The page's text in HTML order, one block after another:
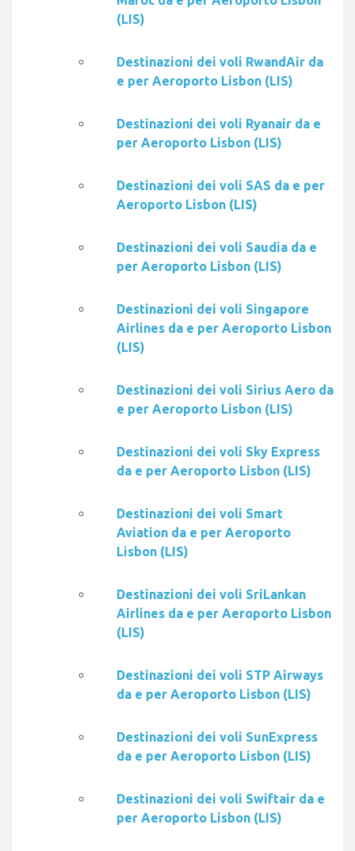
(LIS)
Destinazioni dei voli RwandAir da
e per Aeroporto Lisbon (LIS)
Destinazioni dei voli Ryanair da e
per Aeroporto Lisbon (LIS)
Destinazioni dei voli SAS da e per
Aeroporto Lisbon (LIS)
Destinazioni dei voli Saudia da e
per Aeroporto Lisbon (LIS)
Destinazioni dei voli Singapore
Airlines da e per Aeroporto Lisbon
(LIS)
Destinazioni dei voli Sirius Aero da
e per Aeroporto Lisbon (LIS)
Destinazioni dei voli Sky Express
da e per Aeroporto Lisbon (LIS)
Destinazioni dei voli Smart
Aviation da e per Aeroporto
Lisbon (LIS)
Destinazioni dei voli SriLankan
Airlines da e per Aeroporto Lisbon
(LIS)
Destinazioni dei voli STP Airways
da e per Aeroporto Lisbon (LIS)
Destinazioni dei voli SunExpress
da e per Aeroporto Lisbon (LIS)
Destinazioni dei voli Swiftair da e
per Aeroporto Lisbon (LIS)